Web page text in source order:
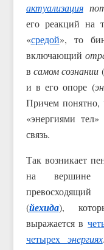
актуализация
его реакций на
«средой», то
включающий
в самом сознании
и в его опоре (
Причем понятно,
«энергиями
связь.
Так возникает
на вершине
(йехида),
выражается в
четырех энергиях